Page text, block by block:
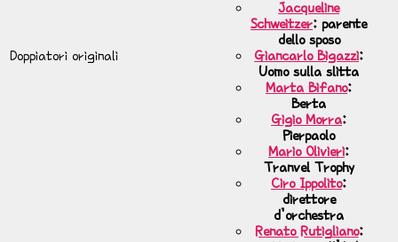
Doppiatori originali
Jacqueline
Schweitzer: parente
dello sposo
Giancarlo Bigazzi:
Uomo sulla slitta
Marta Bifano:
Berta
Gigio Morra:
Pierpaolo
Mario Olivieri:
Tranvel Trophy
Ciro Ippolito:
direttore
d’orchestra
Renato Rutigliano: